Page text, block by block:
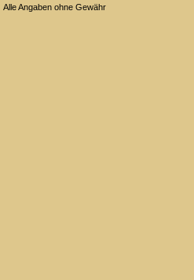
Alle Angaben ohne Gewähr